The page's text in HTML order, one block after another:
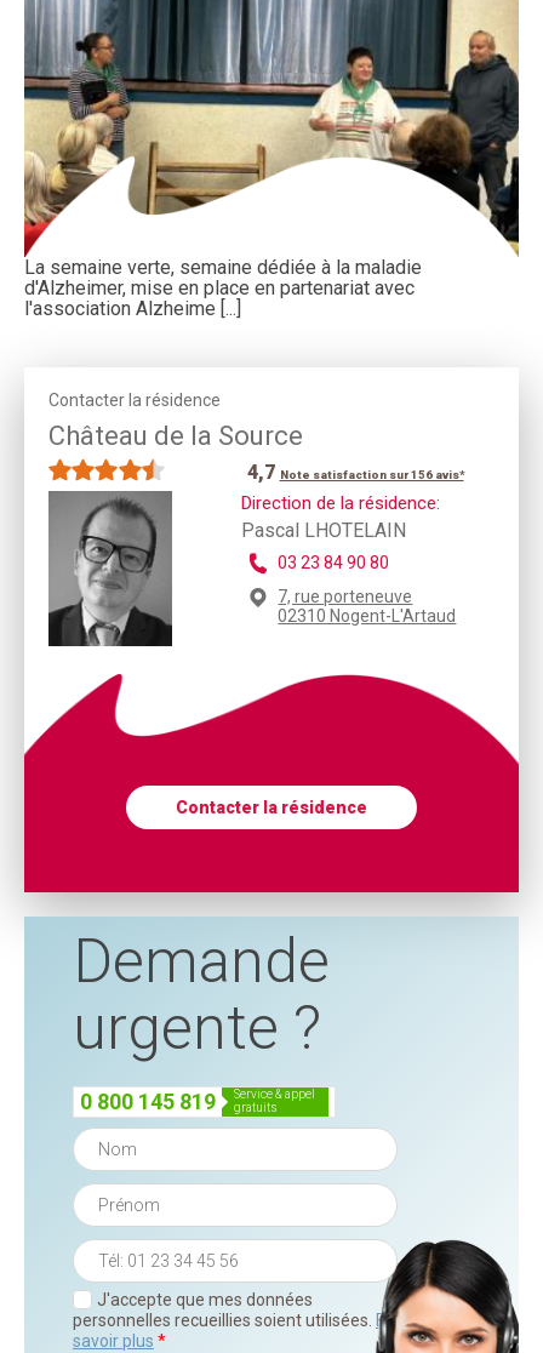
La semaine verte, semaine dédiée à la maladie
d'Alzheimer, mise en place en partenariat avec
l'association Alzheime [...]
Contacter la résidence
Château de la Source
4,7 Note satisfaction sur 156 avis*
Direction de la résidence:
Pascal LHOTELAIN
03 23 84 90 80
7, rue porteneuve
02310 Nogent-L'Artaud
Contacter la résidence
Demande
urgente ?
0 800 145 819
service & appel
gratuits
J'accepte que mes données
personnelles recueillies soient utilisées. En
savoir plus *